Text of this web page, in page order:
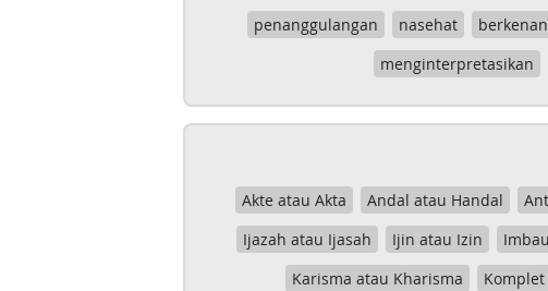
penanggulangan
nasehat berkenan
menginterpretasikan
Akte atau Akta Andal atau Handal
Ijazah atau Ijasah
Ijin atau Izin
Karisma atau Kharisma